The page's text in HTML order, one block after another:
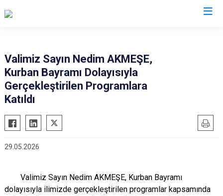
Valimiz Sayın Nedim AKMEŞE,
Kurban Bayramı Dolayısıyla
Gerçekleştirilen Programlara
Katıldı
29.05.2026
Valimiz Sayın Nedim AKMEŞE, Kurban Bayramı
dolayısıyla ilimizde gerçekleştirilen programlar kapsamında